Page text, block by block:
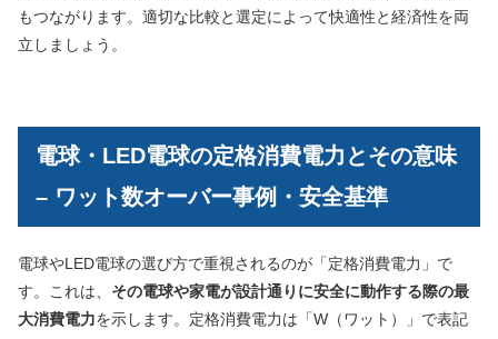
もつながります。適切な比較と選定によって快適性と経済性を両
立しましょう。
電球・LED電球の定格消費電力とその意味
– ワット数オーバー事例・安全基準
電球やLED電球の選び方で重視されるのが「定格消費電力」で
す。これは、 その電球や家電が設計通りに安全に動作する際の最
大消費電力を示します。定格消費電力は「W（ワット）」で表記